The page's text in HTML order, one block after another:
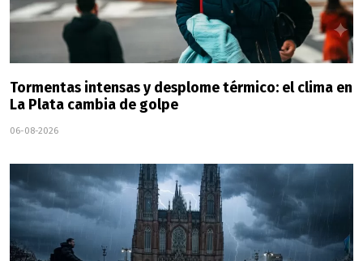
Tormentas intensas y desplome térmico: el clima en
La Plata cambia de golpe
06-08-2026